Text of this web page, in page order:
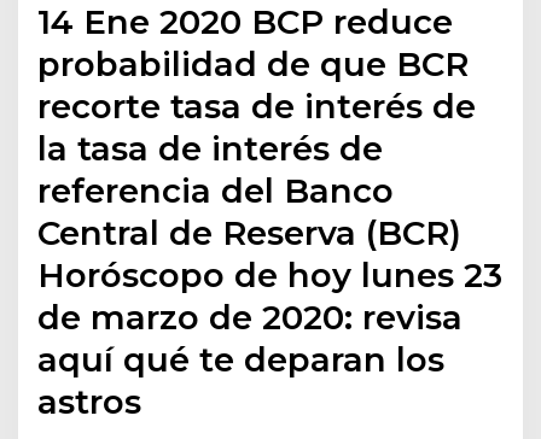
14 Ene 2020 BCP reduce
probabilidad de que BCR
recorte tasa de interés de
la tasa de interés de
referencia del Banco
Central de Reserva (BCR)
Horóscopo de hoy lunes 23
de marzo de 2020: revisa
aquí qué te deparan los
astros